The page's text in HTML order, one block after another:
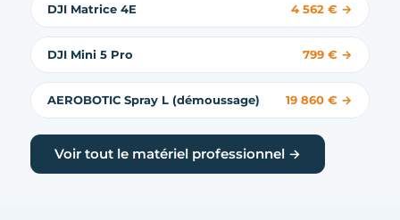
DJI Matrice 4E 4 562 € →
DJI Mini 5 Pro 799 € →
AEROBOTIC Spray L (démoussage) 19 860 € →
Voir tout le matériel professionnel →